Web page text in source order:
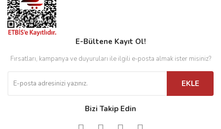
E-Bültene Kayıt Ol!
Fırsatları, kampanya ve duyuruları ile ilgili e-posta almak ister misiniz?
EKLE
Bizi Takip Edin